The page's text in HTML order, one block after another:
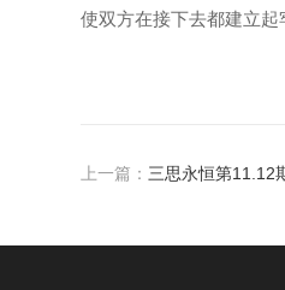
使双方在接下去都建立起
上一篇： 三思永恒第11.12